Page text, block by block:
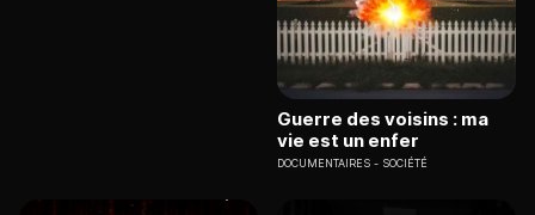
Guerre des voisins : ma
vie est un enfer
DOCUMENTAIRES SOCIÉTÉ